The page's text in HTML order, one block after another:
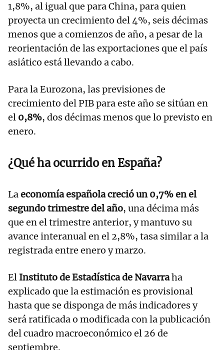
1,8%, al igual que para China, para quien
proyecta un crecimiento del 4%, seis décimas
menos que a comienzos de año, a pesar de la
reorientación de las exportaciones que el país
asiático está llevando a cabo.
Para la Eurozona, las previsiones de
crecimiento del PIB para este año se sitúan en
el 0,8%, dos décimas menos que lo previsto en
enero.
¿Qué ha ocurrido en España?
Laeconomía española creció un 0,7% en el
segundo trimestre del año, una décima más
que en el trimestre anterior, y mantuvo su
avance interanual en el 2,8%, tasa similar a la
registrada entre enero y marzo.
El Instituto de Estadística de Navarraha
explicado que la estimación es provisional
hasta que se disponga de más indicadores y
será ratificada o modificada con la publicación
del cuadro macroeconómico el 26 de
septiembre.